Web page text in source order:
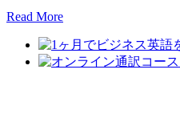
Read More